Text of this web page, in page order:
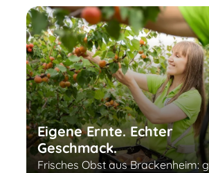
Eigene Ernte. Echter
Geschmack.
Frisches Obst aus Brackenheim: